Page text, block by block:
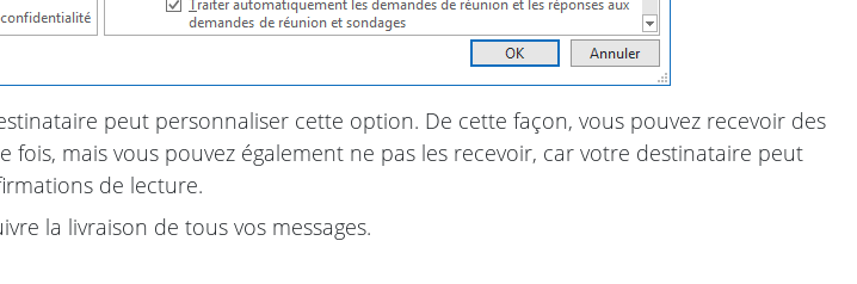
peut personnaliser cette option. De cette façon, vous pouvez recevoir des
mais vous pouvez également ne pas les recevoir, car votre destinataire peut
de lecture.
la livraison de tous vos messages.